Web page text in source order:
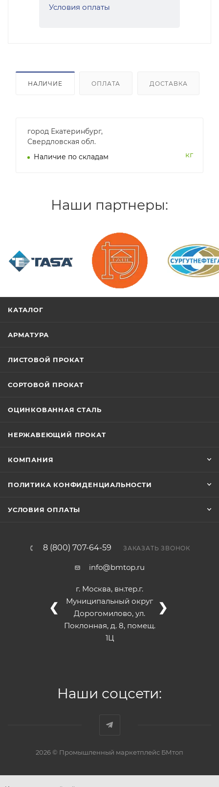
Условия оплаты
НАЛИЧИЕ ОПЛАТА ДОСТАВКА
город Екатеринбург,
Свердловская обл.
Наличие по складам
кг
Наши партнеры:
КАТАЛОГ
АРМАТУРА
ЛИСТОВОЙ ПРОКАТ
СОРТОВОЙ ПРОКАТ
ОЦИНКОВАННАЯ СТАЛЬ
НЕРЖАВЕЮЩИЙ ПРОКАТ
КОМПАНИЯ
ПОЛИТИКА КОНФИДЕНЦИАЛЬНОСТИ
УСЛОВИЯ ОПЛАТЫ
8 (800) 707-64-59 ЗАКАЗАТЬ ЗВОНОК
info@bmtop.ru
г. Москва, вн.тер.г.
Муниципальный округ
Дорогомилово, ул.
Поклонная, д. 8, помещ.
1Ц
❮ ❯
Наши соцсети:
2026 © Промышленный маркетплейс БМтоп